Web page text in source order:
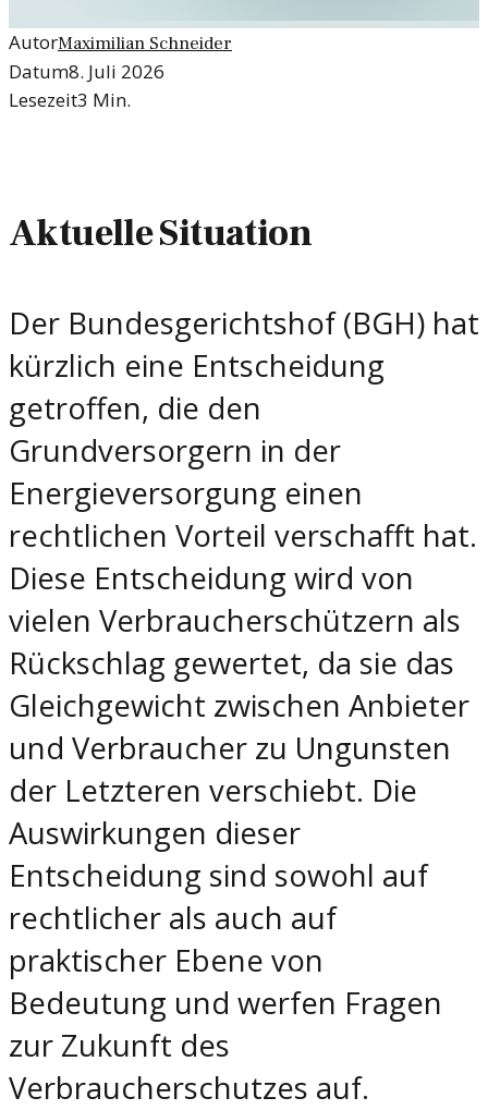
AutorMaximilian Schneider
Datum8. Juli 2026
Lesezeit3 Min.
Aktuelle Situation
Der Bundesgerichtshof (BGH) hat
kürzlich eine Entscheidung
getroffen, die den
Grundversorgern in der
Energieversorgung einen
rechtlichen Vorteil verschafft hat.
Diese Entscheidung wird von
vielen Verbraucherschützern als
Rückschlag gewertet, da sie das
Gleichgewicht zwischen Anbieter
und Verbraucher zu Ungunsten
der Letzteren verschiebt. Die
Auswirkungen dieser
Entscheidung sind sowohl auf
rechtlicher als auch auf
praktischer Ebene von
Bedeutung und werfen Fragen
zur Zukunft des
Verbraucherschutzes auf.